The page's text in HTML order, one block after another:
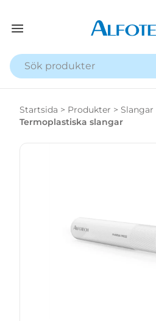
Startsida > Produkter >
Termoplastiska slangar